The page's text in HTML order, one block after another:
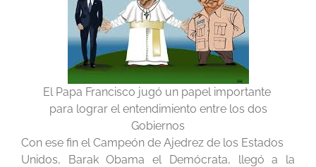
El Papa Francisco jugó un papel importante
para lograr el entendimiento entre los dos
Gobiernos
Con ese fin el Campeón de Ajedrez de los Estados
Unidos, Barak Obama el Demócrata, llegó a la